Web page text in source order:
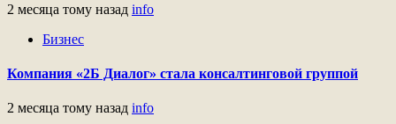
2 месяца тому назад info
Бизнес
Компания «2Б Диалог» стала консалтинговой группой
2 месяца тому назад info